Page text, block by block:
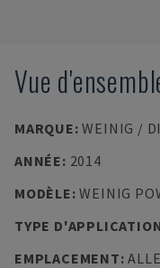
Vue
MARQUE:WEINIG /
ANNÉE: 2014
MODÈLE:WEINIG
TYPE
EMPLACEMENT: